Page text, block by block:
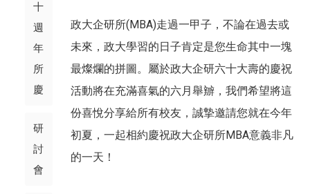
十
週
年
所
慶
研
討
會
政大企研所(MBA)走過一甲子，不論在過去或
未來，政大學習的日子肯定是您生命其中一塊
最燦爛的拼圖。屬於政大企研六十大壽的慶祝
活動將在充滿喜氣的六月舉辧，我們希望將這
份喜悅分享給所有校友，誠摯邀請您就在今年
初夏，一起相約慶祝政大企研所MBA意義非凡
的一天！